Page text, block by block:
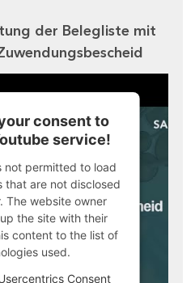
der Belegliste mit
consent to
service!
not permitted to load
that are not disclosed
The website owner
the site with their
content to the list of
used.
Consent